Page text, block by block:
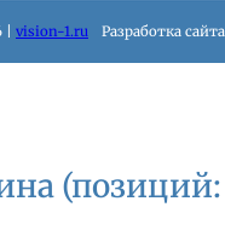
| vision-1.ru Разработка